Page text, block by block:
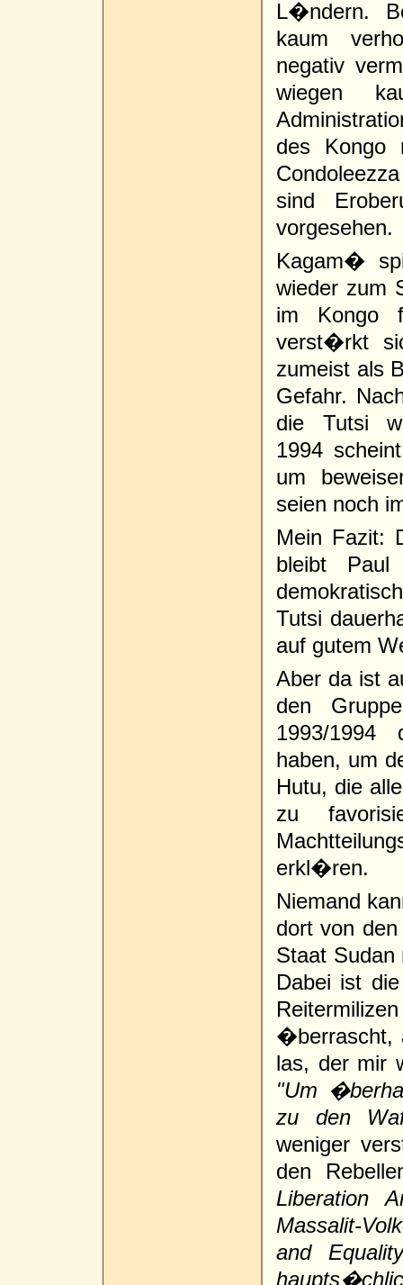
L�ndern.
kaum
negativ
wiegen
des Kongo
sind
vorgesehen.
Kagam�
wieder zum
im Kongo
verst�rkt
zumeist als
Gefahr.
die Tutsi
1994
um
seien noch
Mein Fazit:
bleibt
Tutsi
auf gutem
Aber da ist
den
1993/1994
haben, um
Hutu, die
zu
erkl�ren.
Niemand
dort von
Staat Sudan
Dabei ist
�berrascht,
las, der mir
"Um
zu den
weniger
den
Liberation
Massalit-
and